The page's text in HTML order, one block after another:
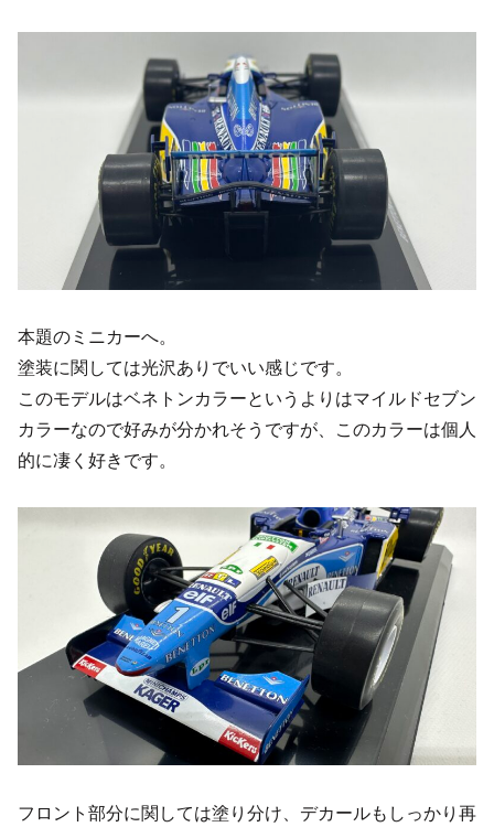
本題のミニカーへ。
塗装に関しては光沢ありでいい感じです。
このモデルはベネトンカラーというよりはマイルドセブン
カラーなので好みが分かれそうですが、このカラーは個人
的に凄く好きです。
フロント部分に関しては塗り分け、デカールもしっかり再